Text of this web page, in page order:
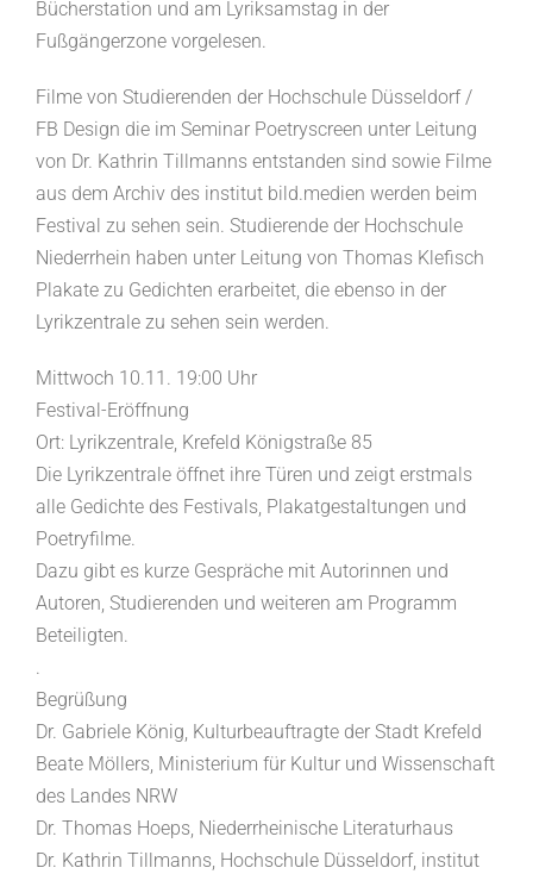
Bücherstation und am Lyriksamstag in der
Fußgängerzone vorgelesen.
Filme von Studierenden der Hochschule Düsseldorf /
FB Design die im Seminar Poetryscreen unter Leitung
von Dr. Kathrin Tillmanns entstanden sind sowie Filme
aus dem Archiv des institut bild.medien werden beim
Festival zu sehen sein. Studierende der Hochschule
Niederrhein haben unter Leitung von Thomas Klefisch
Plakate zu Gedichten erarbeitet, die ebenso in der
Lyrikzentrale zu sehen sein werden.
Mittwoch 10.11. 19:00 Uhr
Festival-Eröffnung
Ort: Lyrikzentrale, Krefeld Königstraße 85
Die Lyrikzentrale öffnet ihre Türen und zeigt erstmals
alle Gedichte des Festivals, Plakatgestaltungen und
Poetryfilme.
Dazu gibt es kurze Gespräche mit Autorinnen und
Autoren, Studierenden und weiteren am Programm
Beteiligten.
.
Begrüßung
Dr. Gabriele König, Kulturbeauftragte der Stadt Krefeld
Beate Möllers, Ministerium für Kultur und Wissenschaft
des Landes NRW
Dr. Thomas Hoeps, Niederrheinische Literaturhaus
Dr. Kathrin Tillmanns, Hochschule Düsseldorf, institut